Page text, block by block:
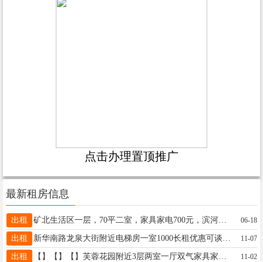
点击办理置顶推广
最新租房信息
出租 矿北生活区一层，70平二室，家具家电700元，滨河小区二层83平二室精装修家具家电，1200，15003398935 06-18
出租 11-07
出租 11-02